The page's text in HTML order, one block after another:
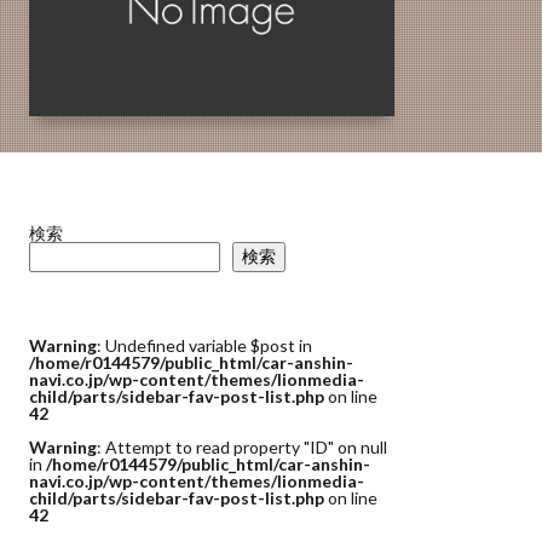
検索
検索
Warning: Undefined variable $post in
/home/r0144579/public_html/car-anshin-
navi.co.jp/wp-content/themes/lionmedia-
child/parts/sidebar-fav-post-list.phpon line
42
Warning: Attempt to read property "ID" on null
in /home/r0144579/public_html/car-anshin-
navi.co.jp/wp-content/themes/lionmedia-
child/parts/sidebar-fav-post-list.phpon line
42